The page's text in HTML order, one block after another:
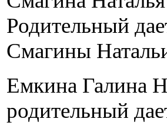
Родительный
Смагины
Емкина Галина
родительный